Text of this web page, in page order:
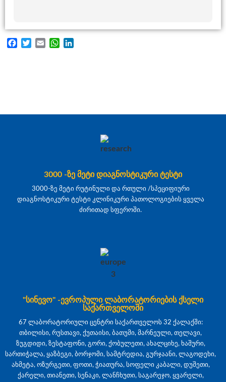
Facebook
Twitter
Email WhatsApp
3000 -ზე მეტი დიაგნოსტიკური ტესტი
3000-ზე მეტი რუტინული და რთული /სპეციფიური
დიაგნოსტიკური ტესტი კლინიკური პათოლოგიების ყველა
ძირითად სფეროში.
"სინევო" -ევროპული ლაბორატორიების ქსელი
საქართველოში
67 ლაბორატორიული ცენტრი საქართველოს 32 ქალაქში:
თბილისი, რუსთავი, ქუთაისი, ბათუმი, მარნეული, თელავი,
ზუგდიდი, ზესტაფონი, გორი, ქობულეთი, ახალციხე, ხაშური,
სართიჭალა, ყაზბეგი, ბორჯომი, სამტრედია, გურჯაანი, ლაგოდეხი,
ახმეტა, ოზურგეთი, ფოთი, ჭიათურა, სოფელი კაბალი, დუშეთი,
ქარელი, თიანეთი, სენაკი, ლანჩხუთი, საგარეჯო, ყვარელი,